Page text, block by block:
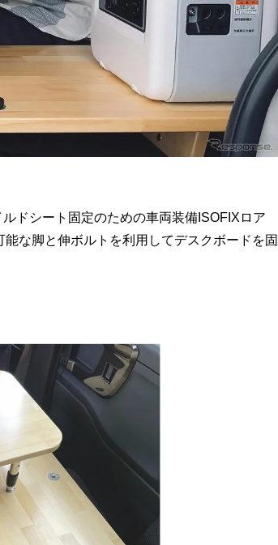
ドシート固定のための車両装備ISOFIXロア
な脚と伸ボルトを利用してデスクボードを固